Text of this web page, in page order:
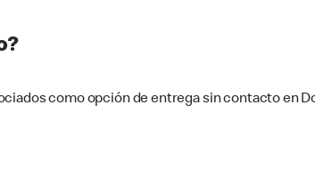
como opción de entrega sin contacto en